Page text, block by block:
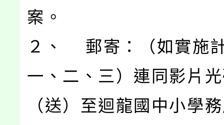
案。
２、 郵寄：（如實施
一、二、三）連同影片
（送）至迴龍國中小學